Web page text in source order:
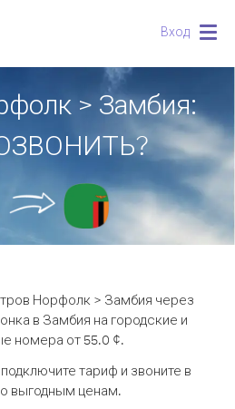
Вход
> Замбия:
Норфолк > Замбия через
в Замбия на городские и
номера от 55.0 ¢.
тариф и звоните в
выгодным ценам.